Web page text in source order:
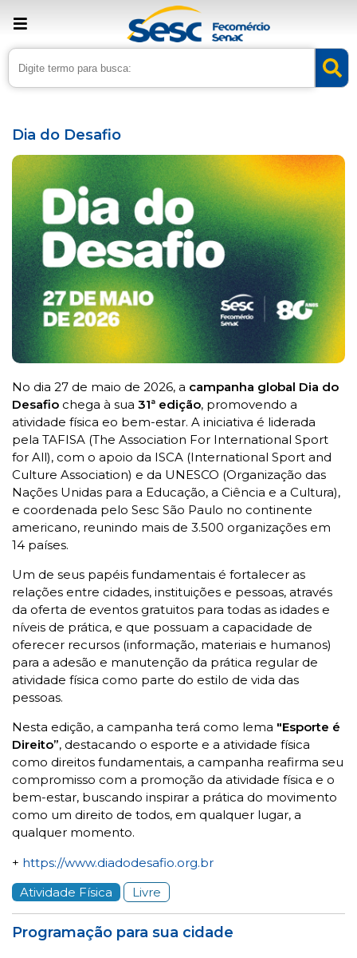
› Home › Agenda
Dia do Desafio
No dia 27 de maio de 2026, a campanha global Dia do
Desafio chega à sua 31ª edição, promovendo a
atividade física eo bem-estar. A iniciativa é liderada
pela TAFISA (The Association For International Sport
for All), com o apoio da ISCA (International Sport and
Culture Association) e da UNESCO (Organização das
Nações Unidas para a Educação, a Ciência e a Cultura),
e coordenada pelo Sesc São Paulo no continente
americano, reunindo mais de 3.500 organizações em
14 países.
Um de seus papéis fundamentais é fortalecer as
relações entre cidades, instituições e pessoas, através
da oferta de eventos gratuitos para todas as idades e
níveis de prática, e que possuam a capacidade de
oferecer recursos (informação, materiais e humanos)
para a adesão e manutenção da prática regular de
atividade física como parte do estilo de vida das
pessoas.
Nesta edição, a campanha terá como lema "Esporte é
Direito”, destacando o esporte e a atividade física
como direitos fundamentais, a campanha reafirma seu
compromisso com a promoção da atividade física e o
bem-estar, buscando inspirar a prática do movimento
como um direito de todos, em qualquer lugar, a
qualquer momento.
+ https://www.diadodesafio.org.br
Atividade Física
Livre
Programação para sua cidade